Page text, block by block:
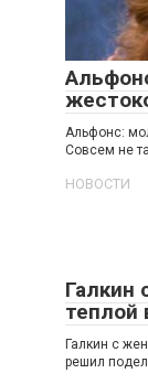
Альфонс:
Совсем не
НОВОСТИ
Галкин
теплой
Галкин с
решил